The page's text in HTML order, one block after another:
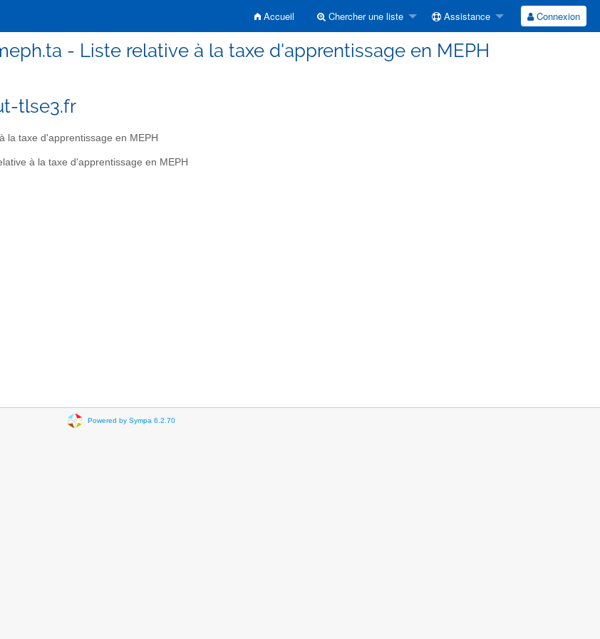
Accueil Chercher une liste Assistance Connexion
- Liste relative à la taxe d'apprentissage en MEPH
tlse3.fr
la taxe d'apprentissage en MEPH
à la taxe d'apprentissage en MEPH
Powered by Sympa 6.2.70